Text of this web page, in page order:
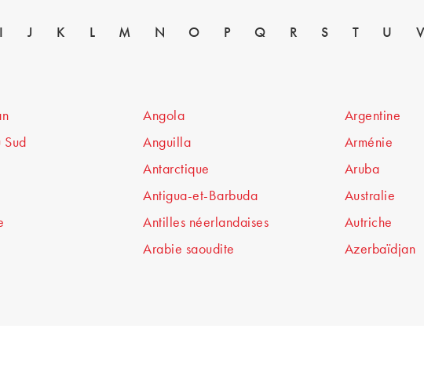
J K L M N O P Q R S T U V
Angola
Anguilla
Antarctique
Antigua-et-Barbuda
Antilles néerlandaises
Arabie saoudite
Argentine
Arménie
Aruba
Australie
Autriche
Azerbaïdjan